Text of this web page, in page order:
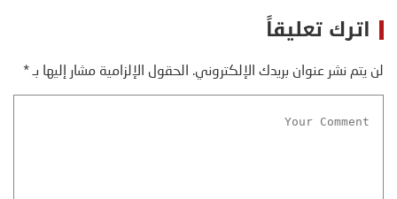
اترك تعليقاً
لن يتم نشر عنوان بريدك الإلكتروني. الحقول الإلزامية مشار إليها بـ*